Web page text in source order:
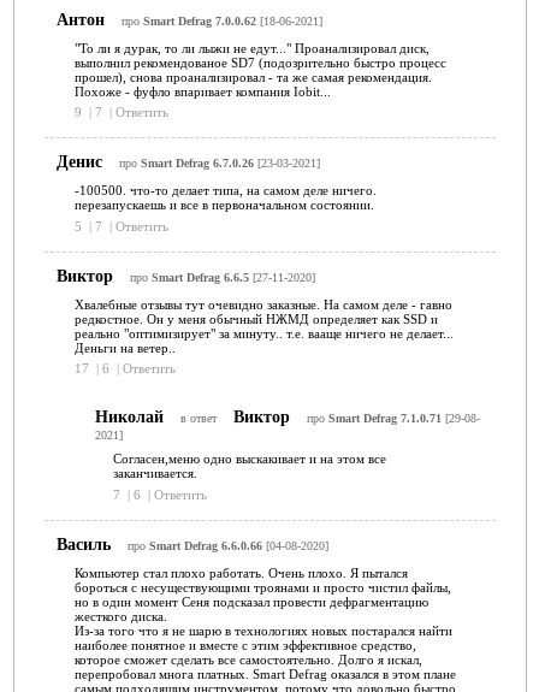
Антон про Smart Defrag 7.0.0.62[18-06-2021]
"То ли я дурак, то ли лыжи не едут..." Проанализировал диск,
выполнил рекомендованое SD7 (подозрительно быстро процесс
прошел), снова проанализировал - та же самая рекомендация.
Похоже - фуфло впаривает компания Iobit...
9
| 7 | Ответить
Денис про Smart Defrag 6.7.0.26[23-03-2021]
-100500. что-то делает типа, на самом деле ничего.
перезапускаешь и все в первоначальном состоянии.
5
| 7 | Ответить
Виктор про Smart Defrag 6.6.5[27-11-2020]
Хвалебные отзывы тут очевидно заказные. На самом деле - гавно
редкостное. Он у меня обычный НЖМД определяет как SSD и
реально "оптимизирует" за минуту.. т.е. вааще ничего не делает...
Деньги на ветер..
17
| 6 | Ответить
Николай в ответ Виктор про Smart Defrag 7.1.0.71 [29-08-
2021]
Согласен,меню одно выскакивает и на этом все
заканчивается.
7
| 6 | Ответить
Василь про Smart Defrag 6.6.0.66[04-08-2020]
Компьютер стал плохо работать. Очень плохо. Я пытался
бороться с несуществующими троянами и просто чистил файлы,
но в один момент Сеня подсказал провести дефрагментацию
жесткого диска.
Из-за того что я не шарю в технологиях новых постарался найти
наиболее понятное и вместе с этим эффективное средство,
которое сможет сделать все самостоятельно. Долго я искал,
перепробовал многа платных. Smart Defrag оказался в этом плане
самым подходящим инструментом, потому что довольно быстро